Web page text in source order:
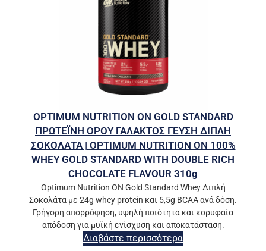
OPTIMUM NUTRITION ON GOLD STANDARD
ΠΡΩΤΕΪΝΗ ΟΡΟΥ ΓΑΛΑΚΤΟΣ ΓΕΥΣΗ ΔΙΠΛΗ
ΣΟΚΟΛΑΤΑ | OPTIMUM NUTRITION ON 100%
WHEY GOLD STANDARD WITH DOUBLE RICH
CHOCOLATE FLAVOUR 310g
Optimum Nutrition ON Gold Standard Whey Διπλή
Σοκολάτα με 24g whey protein και 5,5g BCAA ανά δόση.
Γρήγορη απορρόφηση, υψηλή ποιότητα και κορυφαία
απόδοση για μυϊκή ενίσχυση και αποκατάσταση.
Διαβάστε περισσότερα